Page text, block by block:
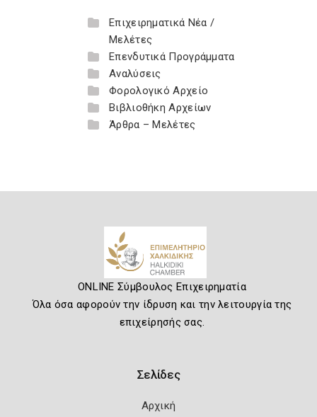
Επιχειρηματικά Νέα /
Μελέτες
Επενδυτικά Προγράμματα
Αναλύσεις
Φορολογικό Αρχείο
Βιβλιοθήκη Αρχείων
Άρθρα – Μελέτες
ONLINE Σύμβουλος Επιχειρηματία
Όλα όσα αφορούν την ίδρυση και την λειτουργία της
επιχείρησής σας.
Σελίδες
Αρχική